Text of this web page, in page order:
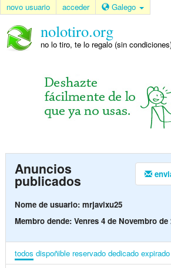
novo usuario acceder Galego
nolotiro.org
no lo tiro, te lo regalo (sin
Anuncios
publicados
Nome de usuario: mrjavixu25
Membro dende: Venres 4 de Novembro de
todos dispoñible reservado dedicado expirado